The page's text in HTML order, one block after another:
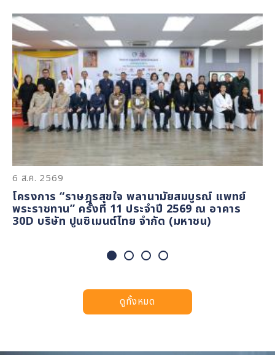
6 ส.ค. 2569
โครงการ “ราษฎรสุขใจ พลานามัยสมบูรณ์ แพทย์
พระราชทาน” ครั้งที่ 11 ประจำปี 2569 ณ อาคาร
30D บริษัท ปูนซิเมนต์ไทย จำกัด (มหาชน)
5 ส.ค. 2569
โครงการ “ราษฎรสุขใจ พลานามัยสมบูรณ์ แพทย์
พระราชทาน” ครั้งที่ 10 ประจำปี 2569 ณ โรง
พยาบาลกำแพงเพชร และเรือนจำกลางกำแพงเพชร
จังหวัดกำแพงเพชร
4 ส.ค. 2569
สำนักงานพระคลังข้างที่ มอบถังน้ำยาเคมีดับเพลิง
และปรับเปลี่ยนอุปกรณ์พร้อมเติมน้ำยาเคมีดับเพลิง
ให้แก่สถานที่เช่าและชุมชนบนพื้นที่
3 ส.ค. 2569
โครงการ “ราษฎรสุขใจ พลานามัยสมบูรณ์ แพทย์
พระราชทาน” ครั้งที่ 11 ประจำปี 2569 ณ อาคาร
30D บริษัท ปูนซิเมนต์ไทย จำกัด (มหาชน)
ดูทั้งหมด